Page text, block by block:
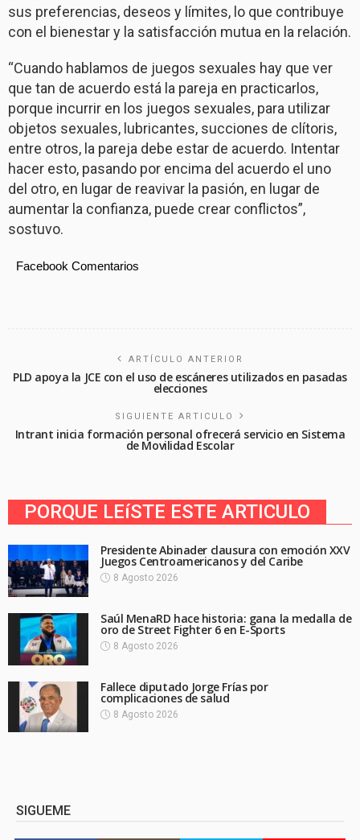
sus preferencias, deseos y límites, lo que contribuye
con el bienestar y la satisfacción mutua en la relación.
“Cuando hablamos de juegos sexuales hay que ver
que tan de acuerdo está la pareja en practicarlos,
porque incurrir en los juegos sexuales, para utilizar
objetos sexuales, lubricantes, succiones de clítoris,
entre otros, la pareja debe estar de acuerdo. Intentar
hacer esto, pasando por encima del acuerdo el uno
del otro, en lugar de reavivar la pasión, en lugar de
aumentar la confianza, puede crear conflictos”,
sostuvo.
Facebook Comentarios
ARTÍCULO ANTERIOR
PLD apoya la JCE con el uso de escáneres utilizados en pasadas
elecciones
SIGUIENTE ARTICULO
Intrant inicia formación personal ofrecerá servicio en Sistema
de Movilidad Escolar
PORQUE LEíSTE ESTE ARTICULO
Presidente Abinader clausura con emoción XXV
Juegos Centroamericanos y del Caribe
8 Agosto 2026
Saúl MenaRD hace historia: gana la medalla de
oro de Street Fighter 6 en E-Sports
8 Agosto 2026
Fallece diputado Jorge Frías por
complicaciones de salud
8 Agosto 2026
SIGUEME